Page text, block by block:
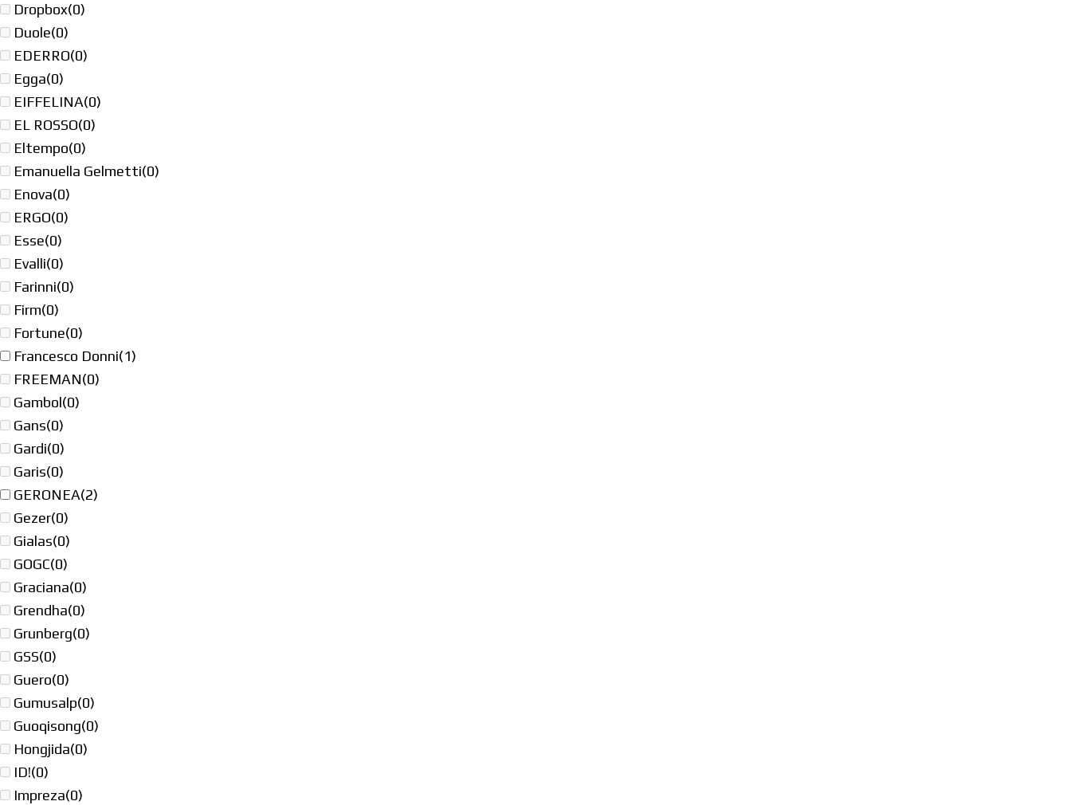
Dropbox(0)
Duole(0)
EDERRO(0)
Egga(0)
EIFFELINA(0)
EL ROSSO(0)
Eltempo(0)
Emanuella Gelmetti(0)
Enova(0)
ERGO(0)
Esse(0)
Evalli(0)
Farinni(0)
Firm(0)
Fortune(0)
Francesco Donni(1)
FREEMAN(0)
Gambol(0)
Gans(0)
Gardi(0)
Garis(0)
GERONEA(2)
Gezer(0)
Gialas(0)
GOGC(0)
Graciana(0)
Grendha(0)
Grunberg(0)
GSS(0)
Guero(0)
Gumusalp(0)
Guoqisong(0)
Hongjida(0)
ID!(0)
Impreza(0)